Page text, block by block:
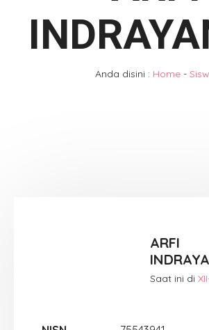
Anda disini : Home -
ARFI
Saat ini di